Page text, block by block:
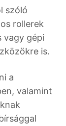
szóló
rollerek
vagy gépi
is.
a
valamint